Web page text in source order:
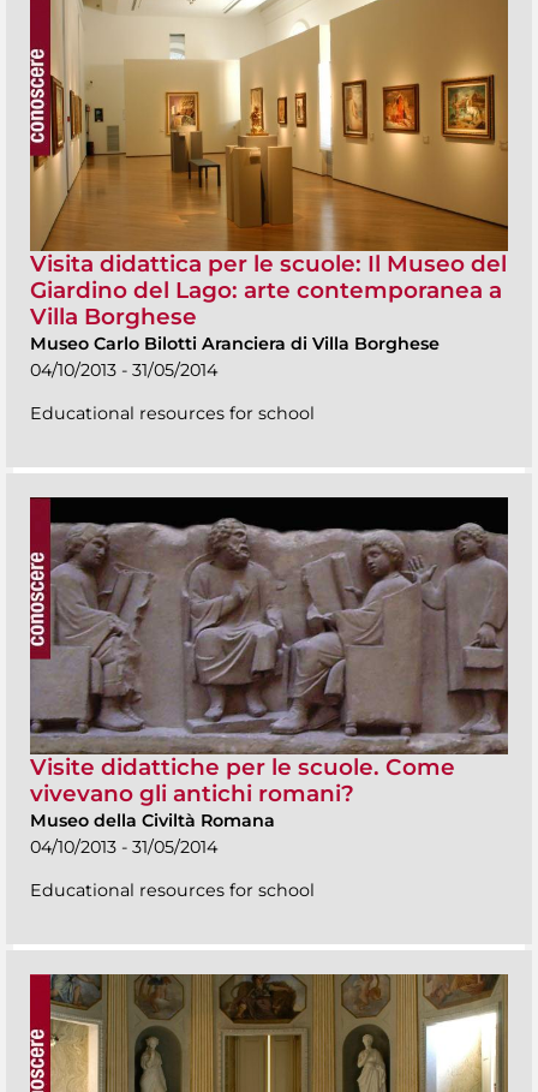
Visita didattica per le scuole: Il Museo del
Giardino del Lago: arte contemporanea a
Villa Borghese
Museo Carlo Bilotti Aranciera di Villa Borghese
04/10/2013 - 31/05/2014
Educational resources for school
Visite didattiche per le scuole. Come
vivevano gli antichi romani?
Museo della Civiltà Romana
04/10/2013 - 31/05/2014
Educational resources for school